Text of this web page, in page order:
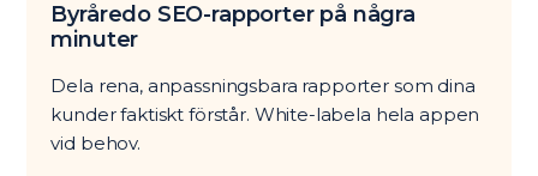
Byråredo SEO-rapporter på några
minuter
Dela rena, anpassningsbara rapporter som dina
kunder faktiskt förstår. White-labela hela appen
vid behov.